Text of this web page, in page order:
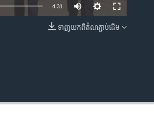
EMBED
4:31
ទាញ​យក​ពី​តំណភ្ជាប់​ដើម